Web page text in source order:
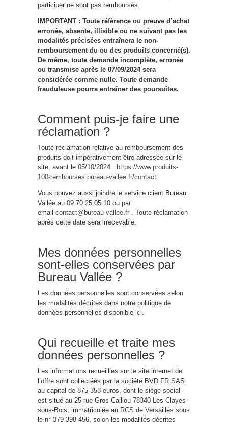
participer ne sont pas remboursés.
IMPORTANT : Toute référence ou preuve d’achat
erronée, absente, illisible ou ne suivant pas les
modalités précisées entraînera le non-
remboursement du ou des produits concerné(s).
De même, toute demande incomplète, erronée
ou transmise après le 07/09/2024 sera
considérée comme nulle. Toute demande
frauduleuse pourra entraîner des poursuites.
Comment puis-je faire une
réclamation ?
Toute réclamation relative au remboursement des
produits doit impérativement être adressée sur le
site, avant le 05/10/2024 : https://www.produits-
100-rembourses.bureau-vallee.fr/contact
Vous pouvez aussi joindre le service client Bureau
Vallée au 09 70 25 05 10 ou par
email contact@bureau-vallee.fr . Toute réclamation
après cette date sera irrecevable.
Mes données personnelles
sont-elles conservées par
Bureau Vallée ?
Les données personnelles sont conservées selon
les modalités décrites dans notre politique de
données personnelles disponible ici
Qui recueille et traite mes
données personnelles ?
Les informations recueillies sur le site internet de
l’offre sont collectées par la société BVD FR SAS
au capital de 875 358 euros, dont le siège social
est situé au 25 rue Gros Caillou 78340 Les Clayes-
sous-Bois, immatriculée au RCS de Versailles sous
le n° 379 398 456, selon les modalités décrites